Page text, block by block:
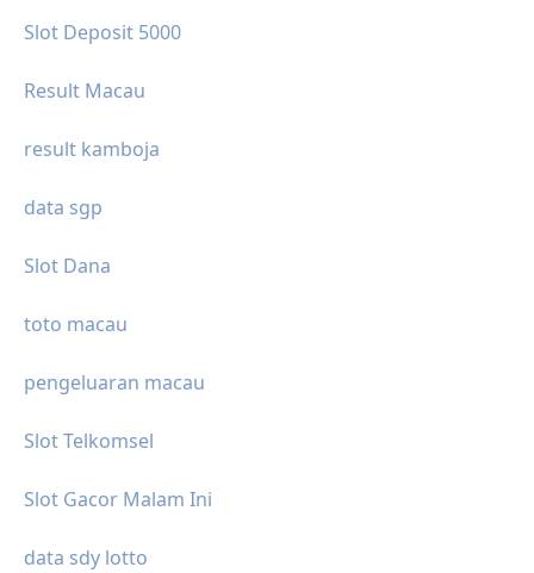
Slot Deposit 5000
Result Macau
result kamboja
data sgp
Slot Dana
toto macau
pengeluaran macau
Slot Telkomsel
Slot Gacor Malam Ini
data sdy lotto